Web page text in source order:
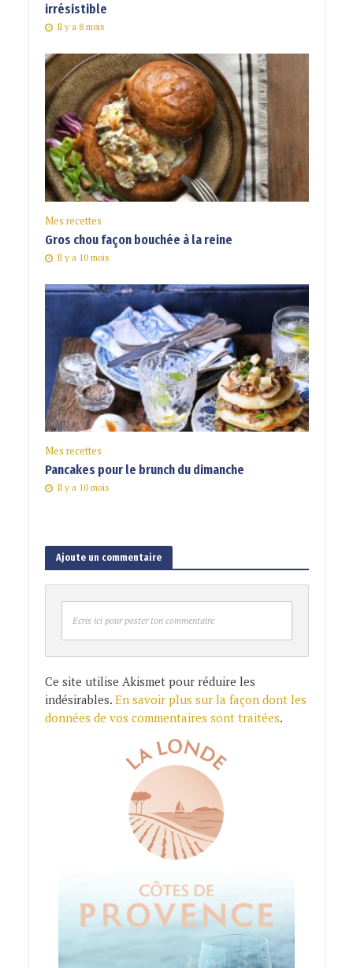
irrésistible
Il y a 8 mois
Mes recettes
Gros chou façon bouchée à la reine
Il y a 10 mois
Mes recettes
Pancakes pour le brunch du dimanche
Il y a 10 mois
Ajoute un commentaire
Ecris ici pour poster ton commentaire
Ce site utilise Akismet pour réduire les
indésirables. En savoir plus sur la façon dont les
données de vos commentaires sont traitées.